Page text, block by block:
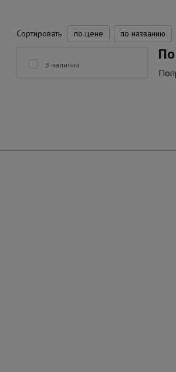
Сортировать по цене по названию
В наличии